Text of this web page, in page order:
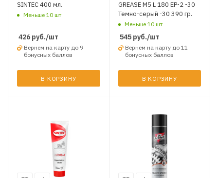
SINTEC 400 мл.
Меньше 10 шт
426 руб./шт
Вернем на карту до 9
бонусных баллов
В КОРЗИНУ
GREASE M5 L 180 EP-2 -30
Темно-серый -30 390 гр.
Меньше 10 шт
545руб./шт
Вернем на карту до 11
бонусных баллов
В КОРЗИНУ